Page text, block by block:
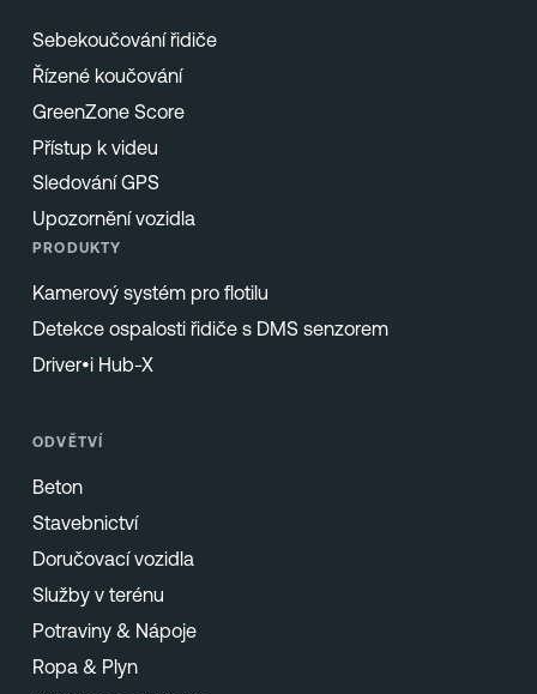
Sebekoučování řidiče
Řízené koučování
GreenZone Score
Přístup k videu
Sledování GPS
Upozornění vozidla
PRODUKTY
Kamerový systém pro flotilu
Detekce ospalosti řidiče s DMS senzorem
Driver•i Hub-X
ODVĚTVÍ
Beton
Stavebnictví
Doručovací vozidla
Služby v terénu
Potraviny & Nápoje
Ropa & Plyn